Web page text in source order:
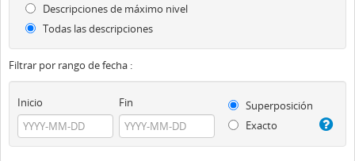
Descripciones de máximo nivel
Todas las descripciones
Filtrar por rango de fecha :
Inicio Fin
Superposición
Exacto